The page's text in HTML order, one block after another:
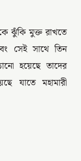
ঝুঁকি মুক্ত রাখতে
সেই সাথে তিন
হয়েছে তাদের
যাতে মহামারী